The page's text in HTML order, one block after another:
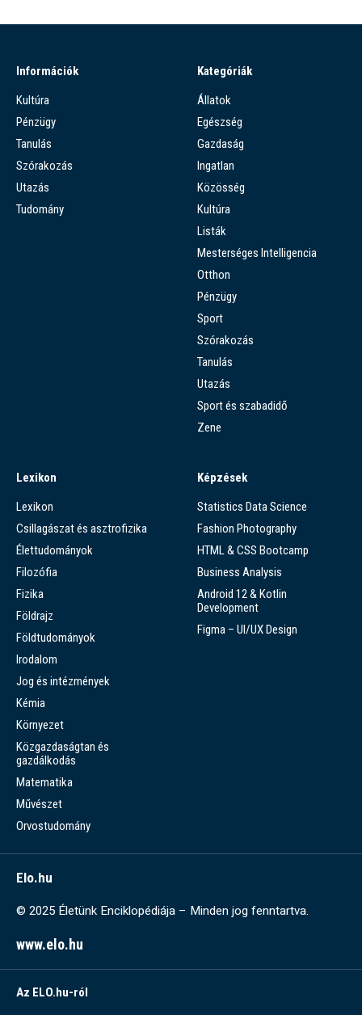
Információk
Kultúra
Pénzügy
Tanulás
Szórakozás
Utazás
Tudomány
Kategóriák
Állatok
Egészség
Gazdaság
Ingatlan
Közösség
Kultúra
Listák
Mesterséges Intelligencia
Otthon
Pénzügy
Sport
Szórakozás
Tanulás
Utazás
Sport és szabadidő
Zene
Lexikon
Lexikon
Csillagászat és asztrofizika
Élettudományok
Filozófia
Fizika
Földrajz
Földtudományok
Irodalom
Jog és intézmények
Kémia
Környezet
Közgazdaságtan és
gazdálkodás
Matematika
Művészet
Orvostudomány
Képzések
Statistics Data Science
Fashion Photography
HTML & CSS Bootcamp
Business Analysis
Android 12 & Kotlin
Development
Figma – UI/UX Design
Elo.hu
© 2025 Életünk Enciklopédiája – Minden jog fenntartva.
www.elo.hu
Az ELO.hu-ról